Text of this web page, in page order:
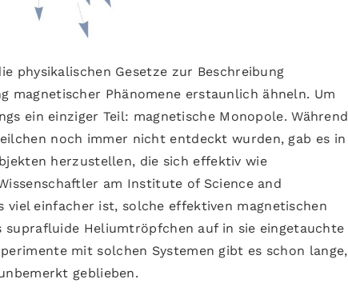
physikalischen Gesetze zur Beschreibung
magnetischer Phänomene erstaunlich ähneln. Um
ein einziger Teil: magnetische Monopole. Während
noch immer nicht entdeckt wurden, gab es in
herzustellen, die sich effektiv wie
am Institute of Science and
viel einfacher ist, solche effektiven magnetischen
Heliumtröpfchen auf in sie eingetauchte
mit solchen Systemen gibt es schon lange,
geblieben.